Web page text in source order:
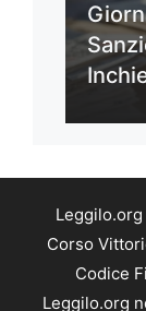
Leggilo.org
Corso
Codice
Leggilo.org